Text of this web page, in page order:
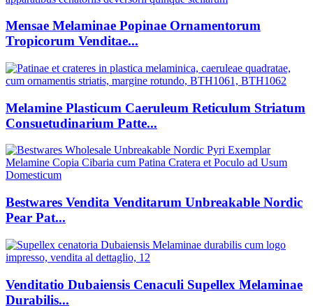
Mensae Melaminae Popinae Ornamentorum
Tropicorum Venditae...
Melamine Plasticum Caeruleum Reticulum Striatum
Consuetudinarium Patte...
Bestwares Vendita Venditarum Unbreakable Nordic
Pear Pat...
Venditatio Dubaiensis Cenaculi Supellex Melaminae
Durabilis...